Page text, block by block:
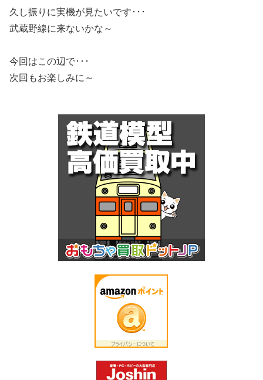
久し振りに実機が見たいです･･･
武蔵野線に来ないかな～
今回はこの辺で･･･
次回もお楽しみに～